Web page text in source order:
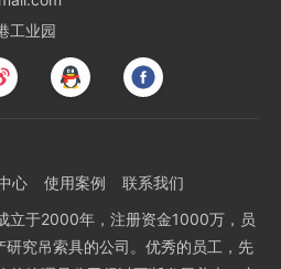
工业园
心 使用案例
联系我们
立于2000年，注册资金1000万，员
究吊索具的公司。优秀的员工，先